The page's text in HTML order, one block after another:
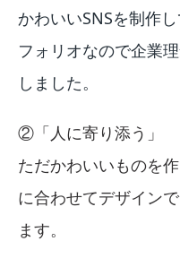
かわいいSNSを制作
フォリオなので企業
しました。
②「人に寄り添う」
ただかわいいものを
に合わせてデザイン
ます。